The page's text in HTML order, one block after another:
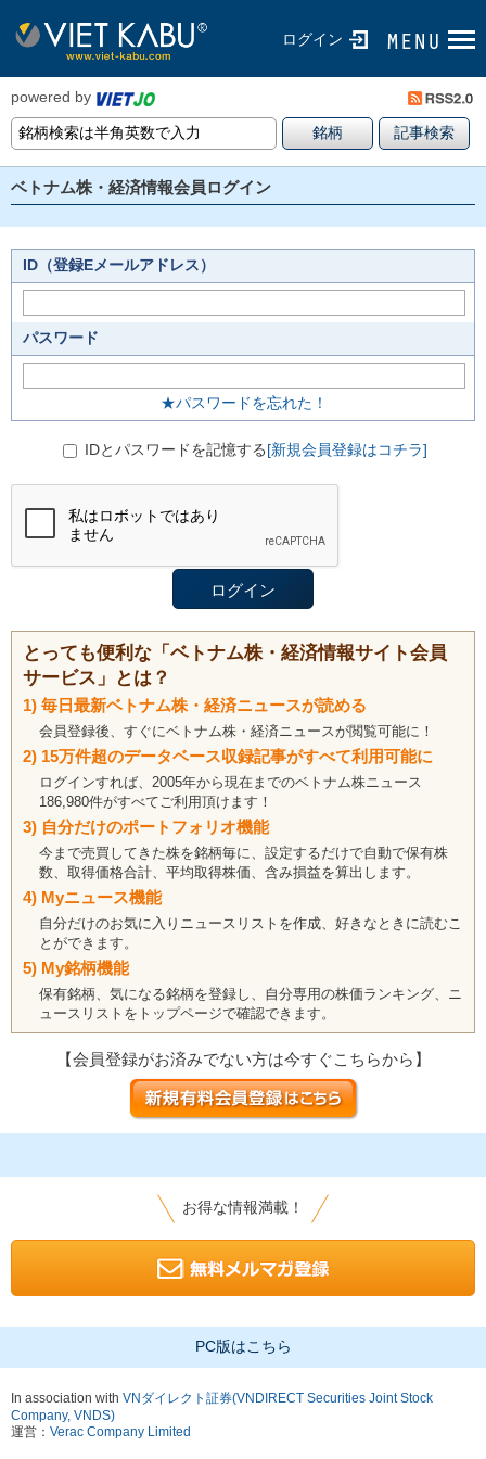
ログイン
powered by
ベトナム株・経済情報会員ログイン
ID（登録Eメールアドレス）
パスワード
★パスワードを忘れた！
IDとパスワードを記憶する[新規会員登録はコチラ]
とっても便利な「ベトナム株・経済情報サイト会員
サービス」とは？
1) 毎日最新ベトナム株・経済ニュースが読める
会員登録後、すぐにベトナム株・経済ニュースが閲覧可能に！
2) 15万件超のデータベース収録記事がすべて利用可能に
ログインすれば、2005年から現在までのベトナム株ニュース
186,980件がすべてご利用頂けます！
3) 自分だけのポートフォリオ機能
今まで売買してきた株を銘柄毎に、設定するだけで自動で保有株
数、取得価格合計、平均取得株価、含み損益を算出します。
4) Myニュース機能
自分だけのお気に入りニュースリストを作成、好きなときに読むこ
とができます。
5) My銘柄機能
保有銘柄、気になる銘柄を登録し、自分専用の株価ランキング、ニ
ュースリストをトップページで確認できます。
【会員登録がお済みでない方は今すぐこちらから】
お得な情報満載！
PC版はこちら
In association with VNダイレクト証券(VNDIRECT Securities Joint Stock
Company, VNDS)
運営： Verac Company Limited